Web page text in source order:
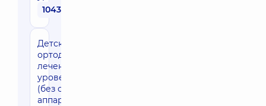
10430 грн
Детское
ортодонтическое
лечение,
уровень эксперт
(без стоимости
аппаратов)